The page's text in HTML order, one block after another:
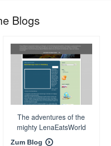
Blogs
The adventures of the
mighty LenaEatsWorld
Zum Blog